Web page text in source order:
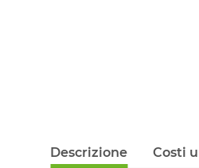
Descrizione Costi